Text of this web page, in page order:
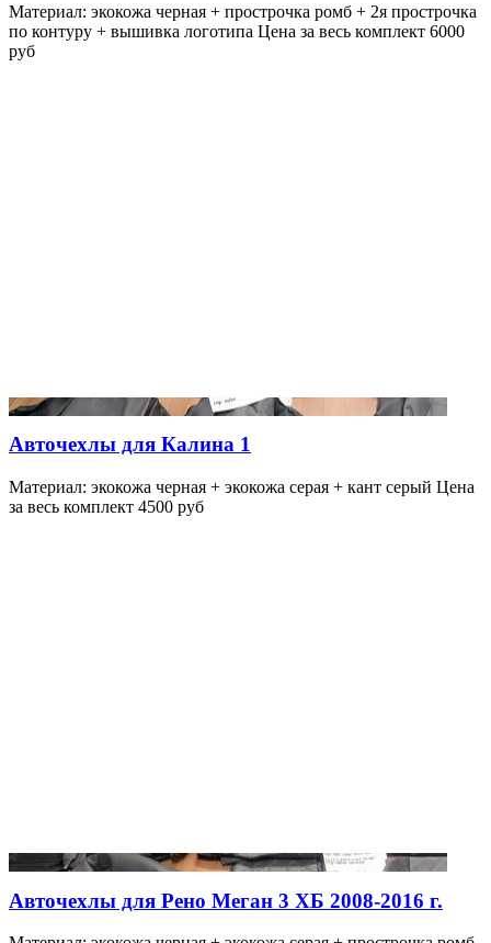
Материал: экокожа черная + прострочка ромб + 2я прострочка
по контуру + вышивка логотипа Цена за весь комплект 6000
руб
Авточехлы для Калина 1
Материал: экокожа черная + экокожа серая + кант серый Цена
за весь комплект 4500 руб
Авточехлы для Рено Меган 3 ХБ 2008-2016 г.